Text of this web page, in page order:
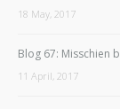
18 May, 2017
Blog 67: Misschien
11 April, 2017